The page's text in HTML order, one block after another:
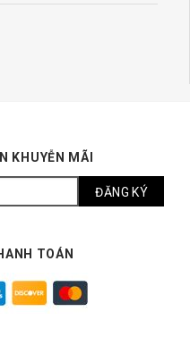
KHUYỄN MÃI
TOÁN